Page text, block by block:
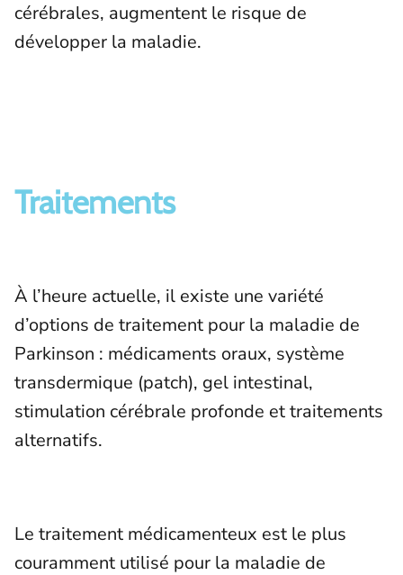
cérébrales, augmentent le risque de
développer la maladie.
Traitements
À l’heure actuelle, il existe une variété
d’options de traitement pour la maladie de
Parkinson : médicaments oraux, système
transdermique (patch), gel intestinal,
stimulation cérébrale profonde et traitements
alternatifs.
Le traitement médicamenteux est le plus
couramment utilisé pour la maladie de